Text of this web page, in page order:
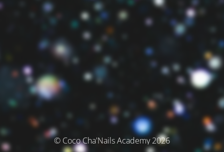
© Coco Cha'Nails Academy 2026